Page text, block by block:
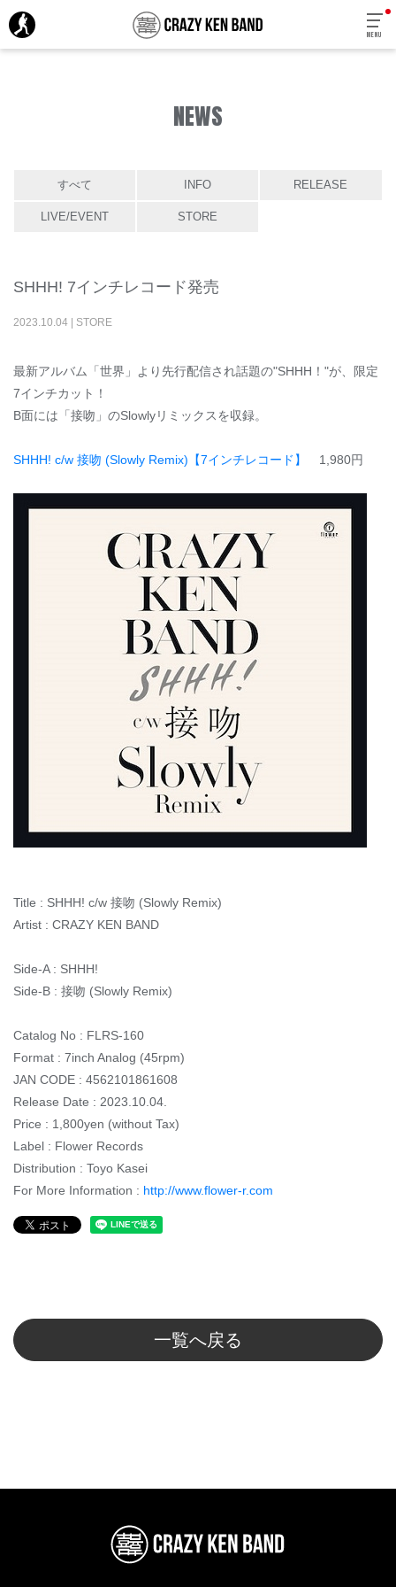
MENU
NEWS
すべて INFO RELEASE
LIVE/EVENT STORE
SHHH! 7インチレコード発売
2023.10.04 STORE
最新アルバム「世界」より先行配信され話題の"SHHH！"が、限定
7インチカット！
B面には「接吻」のSlowlyリミックスを収録。
SHHH! c/w 接吻 (Slowly Remix)【7インチレコード】 1,980円
Title : SHHH! c/w 接吻 (Slowly Remix)
Artist : CRAZY KEN BAND
Side-A : SHHH!
Side-B : 接吻 (Slowly Remix)
Catalog No : FLRS-160
Format : 7inch Analog (45rpm)
JAN CODE : 4562101861608
Release Date : 2023.10.04.
Price : 1,800yen (without Tax)
Label : Flower Records
Distribution : Toyo Kasei
For More Information : http://www.flower-r.com
一覧へ戻る